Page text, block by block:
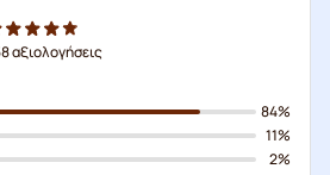
αξιολογήσεις
84%
11%
2%